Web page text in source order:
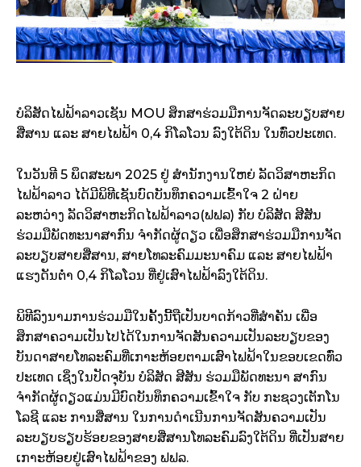
ບໍລິສັດໄຟຟ້າລາວເຊັນ MOU ສຶກສາຮ່ວມມືການຈັດລະບຽບສາຍ
ສື່ສານ ແລະ ສາຍໄຟຟ້າ 0,4 ກິໂລໂວນ ລົງໃຕ້ດິນ ໃນທົ່ວປະເທດ.
ໃນວັນທີ 5 ພຶດສະພາ 2025 ຢູ່ ສໍານັກງານໃຫຍ່ ລັດວິສາຫະກິດ
ໄຟຟ້າລາວ ໄດ້ມີພິທີເຊັນບົດບັນທຶກຄວາມເຂົ້າໃຈ 2 ຝ່າຍ
ລະຫວ່າງ ລັດວິສາຫະກິດໄຟຟ້າລາວ(ຟຟລ) ກັບ ບໍລິສັດ ສີສັນ
ຮ່ວມມືພັດທະນາສາກົນ ຈໍາກັດຜູ້ດຽວ ເພື່ອສຶກສາຮ່ວມມືການຈັດ
ລະບຽບສາຍສື່ສານ, ສາຍໂທລະຄົມມະນາຄົມ ແລະ ສາຍໄຟຟ້າ
ແຮງດັນຕໍ່າ 0,4 ກິໂລໂວນ ທີ່ຢູ່ເສົາໄຟຟ້າລົງໃຕ້ດິນ.
ພິທີລົງນາມການຮ່ວມມືໃນຄັ້ງນີ້ຖືເປັນບາດກ້າວທີ່ສໍາຄັນ ເພື່ອ
ສຶກສາຄວາມເປັນໄປໄດ້ໃນການຈັດສັນຄວາມເປັນລະບຽບຂອງ
ບັນດາສາຍໂທລະຄົມທີ່ເກາະຫ້ອຍຕາມເສົາໄຟຟ້າໃນຂອບເຂດທົ່ວ
ປະເທດ ເຊິ່ງໃນປັດຈຸບັນ ບໍລິສັດ ສີສັນ ຮ່ວມມືພັດທະນາ ສາກົນ
ຈໍາກັດຜູ້ດຽວແມ່ນມີບົດບັນທຶກຄວາມເຂົ້າໃຈ ກັບ ກະຊວງເຕັກໂນ
ໂລຊີ ແລະ ການສື່ສານ ໃນການດໍາເນີນການຈັດສັນຄວາມເປັນ
ລະບຽບຮຽບຮ້ອຍຂອງສາຍສື່ສານໂທລະຄົມລົງໃຕ້ດິນ ທີ່ເປັນສາຍ
ເກາະຫ້ອຍຢູ່ເສົາໄຟຟ້າຂອງ ຟຟລ.